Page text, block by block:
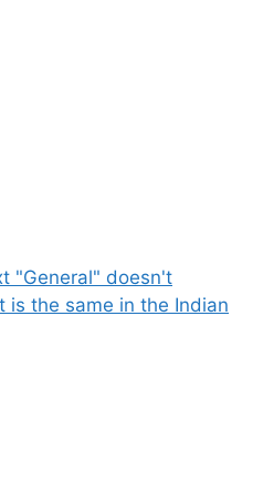
"General" doesn't
is the same in the Indian